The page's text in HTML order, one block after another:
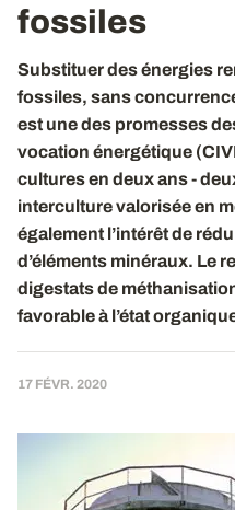
fossiles
Substituer des énergies
fossiles, sans
est une des promesses
vocation énergétique
cultures en deux ans -
interculture valorisée en
également l’intérêt de
d’éléments minéraux. Le
digestats de
favorable à l’état
17 FÉVR. 2020